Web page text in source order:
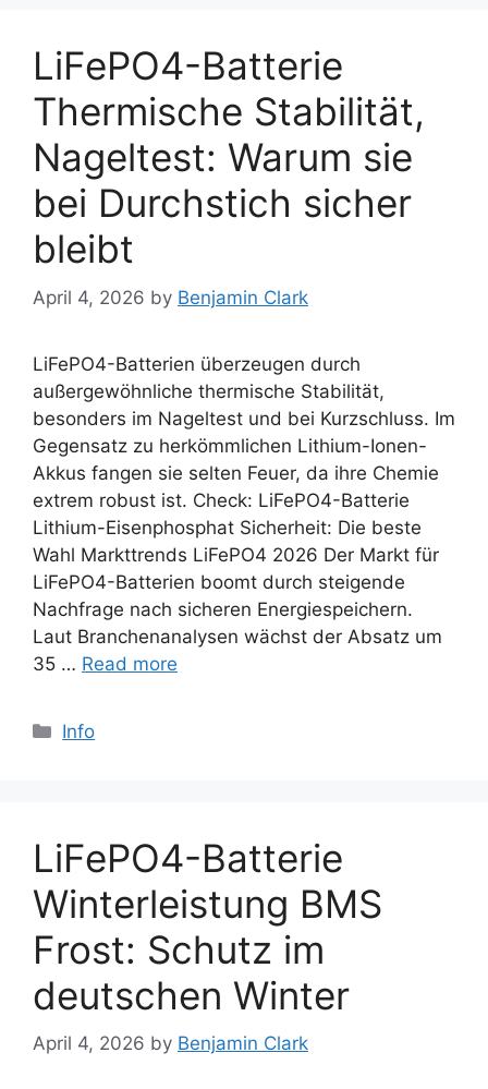
LiFePO4-Batterie
Thermische Stabilität,
Nageltest: Warum sie
bei Durchstich sicher
bleibt
April 4, 2026 by Benjamin Clark
LiFePO4-Batterien überzeugen durch
außergewöhnliche thermische Stabilität,
besonders im Nageltest und bei Kurzschluss. Im
Gegensatz zu herkömmlichen Lithium-Ionen-
Akkus fangen sie selten Feuer, da ihre Chemie
extrem robust ist. Check: LiFePO4-Batterie
Lithium-Eisenphosphat Sicherheit: Die beste
Wahl Markttrends LiFePO4 2026 Der Markt für
LiFePO4-Batterien boomt durch steigende
Nachfrage nach sicheren Energiespeichern.
Laut Branchenanalysen wächst der Absatz um
35 … Read more
Categories
Info
LiFePO4-Batterie
Winterleistung BMS
Frost: Schutz im
deutschen Winter
April 4, 2026 by Benjamin Clark